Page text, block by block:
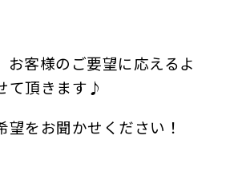
お客様のご要望に応えるよ
て頂きます♪
望をお聞かせください！